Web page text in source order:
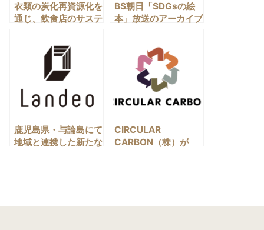
衣類の炭化再資源化を
通じ、飲食店のサステ
ループ会社
CIRCULAR
CARBON（株）の取
り組み）
BS朝日「SDGsの絵
本」放送のアーカイブ
CIRCULAR
CARBON（株）の取
り組み）
鹿児島県・与論島にて
地域と連携した新たな
CIRCULAR
CARBON（株）が